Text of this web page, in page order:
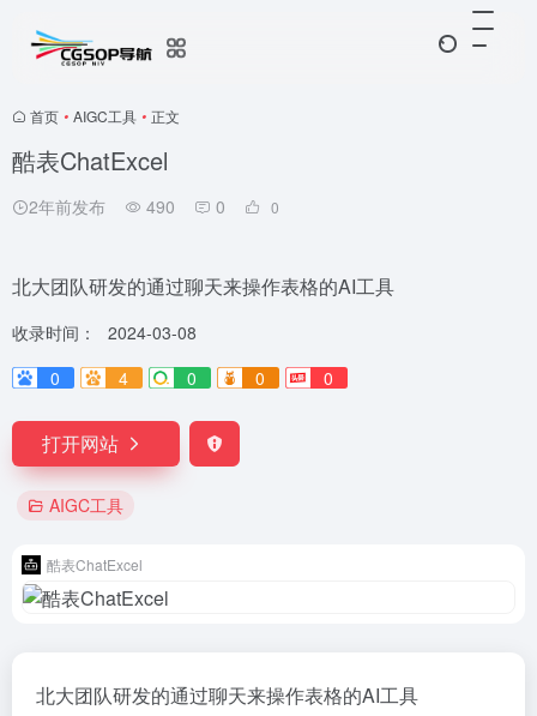
首页 • AIGC工具 • 正文
酷表ChatExcel
2年前发布 490 0 0
北大团队研发的通过聊天来操作表格的AI工具
收录时间：
2024-03-08
0
4 0 0 0
打开网站
AIGC工具
酷表ChatExcel
北大团队研发的通过聊天来操作表格的AI工具